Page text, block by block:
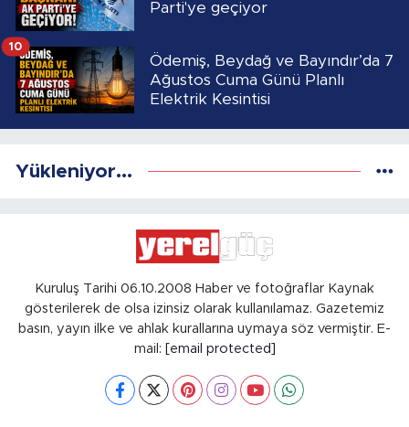
Parti'ye geçiyor
Ödemiş, Beydağ ve Bayındır’da 7
Ağustos Cuma Günü Planlı
Elektrik Kesintisi
10
Yükleniyor...
Kuruluş Tarihi 06.10.2008 Haber ve fotoğraflar Kaynak
gösterilerek de olsa izinsiz olarak kullanılamaz. Gazetemiz
basın, yayın ilke ve ahlak kurallarına uymaya söz vermiştir. E-
mail:
[email protected]